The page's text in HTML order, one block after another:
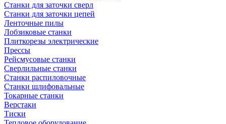
Станки для заточки сверл
Станки для заточки цепей
Ленточные пилы
Лобзиковые станки
Плиткорезы электрические
Прессы
Рейсмусовые станки
Сверлильные станки
Станки распиловочные
Станки шлифовальные
Токарные станки
Верстаки
Тиски